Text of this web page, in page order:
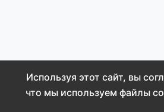
Используя этот сайт, вы
что мы используем файлы